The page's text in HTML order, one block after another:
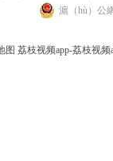
滬（hù）公
图 荔枝视频app-荔枝视